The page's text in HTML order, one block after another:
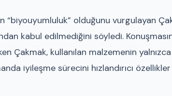
“biyouyumluluk” olduğunu vurgulayan
kabul edilmediğini söyledi.
Çakmak, kullanılan malzemenin
iyileşme sürecini hızlandırıcı